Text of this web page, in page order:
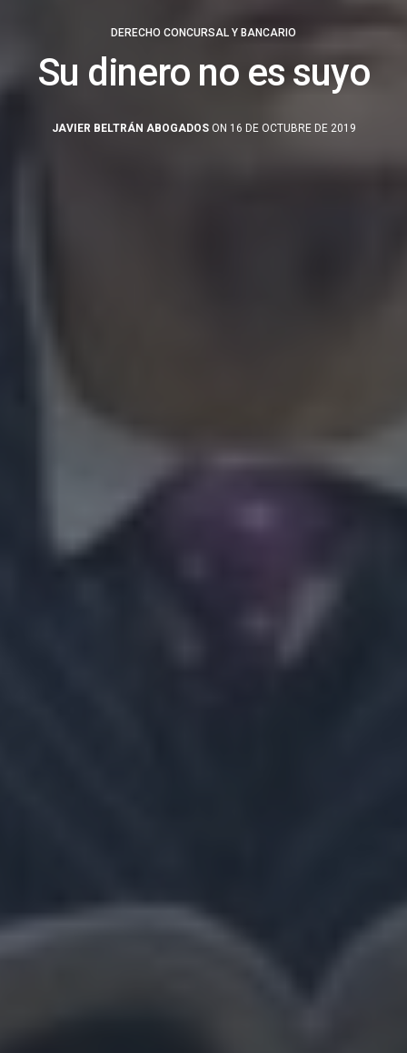
DERECHO CONCURSAL Y BANCARIO
Su dinero no es suyo
JAVIER BELTRÁN ABOGADOSON 16 DE OCTUBRE DE 2019